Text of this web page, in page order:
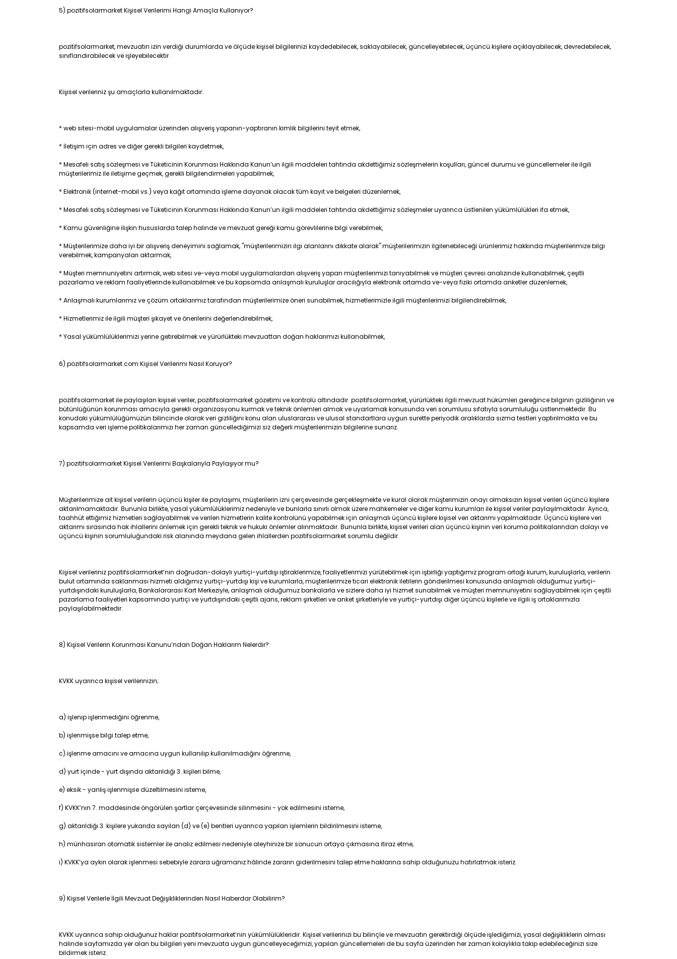
5) pozitifsolarmarket Kişisel Verilerimi Hangi Amaçla Kullanıyor?
pozitifsolarmarket, mevzuatın izin verdiği durumlarda ve ölçüde kişisel bilgilerinizi kaydedebilecek, saklayabilecek, güncelleyebilecek, üçüncü kişilere açıklayabilecek, devredebilecek,
sınıflandırabilecek ve işleyebilecektir.
Kişisel verileriniz şu amaçlarla kullanılmaktadır:
* web sitesi-mobil uygulamalar üzerinden alışveriş yapanın-yaptıranın kimlik bilgilerini teyit etmek,
* İletişim için adres ve diğer gerekli bilgileri kaydetmek,
* Mesafeli satış sözleşmesi ve Tüketicinin Korunması Hakkında Kanun’un ilgili maddeleri tahtında akdettiğimiz sözleşmelerin koşulları, güncel durumu ve güncellemeler ile ilgili
müşterilerimiz ile iletişime geçmek, gerekli bilgilendirmeleri yapabilmek,
* Elektronik (internet-mobil vs.) veya kağıt ortamında işleme dayanak olacak tüm kayıt ve belgeleri düzenlemek,
* Mesafeli satış sözleşmesi ve Tüketicinin Korunması Hakkında Kanun’un ilgili maddeleri tahtında akdettiğimiz sözleşmeler uyarınca üstlenilen yükümlülükleri ifa etmek,
* Kamu güvenliğine ilişkin hususlarda talep halinde ve mevzuat gereği kamu görevlilerine bilgi verebilmek,
* Müşterilerimize daha iyi bir alışveriş deneyimini sağlamak, "müşterilerimizin ilgi alanlarını dikkate alarak" müşterilerimizin ilgilenebileceği ürünlerimiz hakkında müşterilerimize bilgi
verebilmek, kampanyaları aktarmak,
* Müşteri memnuniyetini artırmak, web sitesi ve-veya mobil uygulamalardan alışveriş yapan müşterilerimizi tanıyabilmek ve müşteri çevresi analizinde kullanabilmek, çeşitli
pazarlama ve reklam faaliyetlerinde kullanabilmek ve bu kapsamda anlaşmalı kuruluşlar aracılığıyla elektronik ortamda ve-veya fiziki ortamda anketler düzenlemek,
* Anlaşmalı kurumlarımız ve çözüm ortaklarımız tarafından müşterilerimize öneri sunabilmek, hizmetlerimizle ilgili müşterilerimizi bilgilendirebilmek,
* Hizmetlerimiz ile ilgili müşteri şikayet ve önerilerini değerlendirebilmek,
* Yasal yükümlülüklerimizi yerine getirebilmek ve yürürlükteki mevzuattan doğan haklarımızı kullanabilmek,
6) pozitifsolarmarket.com Kişisel Verilerimi Nasıl Koruyor?
pozitifsolarmarket ile paylaşılan kişisel veriler, pozitifsolarmarket gözetimi ve kontrolü altındadır. pozitifsolarmarket, yürürlükteki ilgili mevzuat hükümleri gereğince bilginin gizliliğinin ve
bütünlüğünün korunması amacıyla gerekli organizasyonu kurmak ve teknik önlemleri almak ve uyarlamak konusunda veri sorumlusu sıfatıyla sorumluluğu üstlenmektedir. Bu
konudaki yükümlülüğümüzün bilincinde olarak veri gizliliğini konu alan uluslararası ve ulusal standartlara uygun surette periyodik aralıklarda sızma testleri yaptırılmakta ve bu
kapsamda veri işleme politikalarımızı her zaman güncellediğimizi siz değerli müşterilerimizin bilgilerine sunarız.
7) pozitifsolarmarket Kişisel Verilerimi Başkalarıyla Paylaşıyor mu?
Müşterilerimize ait kişisel verilerin üçüncü kişiler ile paylaşımı, müşterilerin izni çerçevesinde gerçekleşmekte ve kural olarak müşterimizin onayı olmaksızın kişisel verileri üçüncü kişilere
aktarılmamaktadır. Bununla birlikte, yasal yükümlülüklerimiz nedeniyle ve bunlarla sınırlı olmak üzere mahkemeler ve diğer kamu kurumları ile kişisel veriler paylaşılmaktadır. Ayrıca,
taahhüt ettiğimiz hizmetleri sağlayabilmek ve verilen hizmetlerin kalite kontrolünü yapabilmek için anlaşmalı üçüncü kişilere kişisel veri aktarımı yapılmaktadır. Üçüncü kişilere veri
aktarımı sırasında hak ihlallerini önlemek için gerekli teknik ve hukuki önlemler alınmaktadır. Bununla birlikte, kişisel verileri alan üçüncü kişinin veri koruma politikalarından dolayı ve
üçüncü kişinin sorumluluğundaki risk alanında meydana gelen ihlallerden pozitifsolarmarket sorumlu değildir.
Kişisel verileriniz pozitifsolarmarket’nin doğrudan-dolaylı yurtiçi-yurtdışı iştiraklerimize, faaliyetlerimizi yürütebilmek için işbirliği yaptığımız program ortağı kurum, kuruluşlarla, verilerin
bulut ortamında saklanması hizmeti aldığımız yurtiçi-yurtdışı kişi ve kurumlarla, müşterilerimize ticari elektronik iletilerin gönderilmesi konusunda anlaşmalı olduğumuz yurtiçi-
yurtdışındaki kuruluşlarla, Bankalararası Kart Merkeziyle, anlaşmalı olduğumuz bankalarla ve sizlere daha iyi hizmet sunabilmek ve müşteri memnuniyetini sağlayabilmek için çeşitli
pazarlama faaliyetleri kapsamında yurtiçi ve yurtdışındaki çeşitli ajans, reklam şirketleri ve anket şirketleriyle ve yurtiçi-yurtdışı diğer üçüncü kişilerle ve ilgili iş ortaklarımızla
paylaşılabilmektedir.
8) Kişisel Verilerin Korunması Kanunu’ndan Doğan Haklarım Nelerdir?
KVKK uyarınca kişisel verilerinizin;
a) işlenip işlenmediğini öğrenme,
b) işlenmişse bilgi talep etme,
c) işlenme amacını ve amacına uygun kullanılıp kullanılmadığını öğrenme,
d) yurt içinde - yurt dışında aktarıldığı 3. kişileri bilme,
e) eksik - yanlış işlenmişse düzeltilmesini isteme,
f) KVKK’nın 7. maddesinde öngörülen şartlar çerçevesinde silinmesini - yok edilmesini isteme,
g) aktarıldığı 3. kişilere yukarıda sayılan (d) ve (e) bentleri uyarınca yapılan işlemlerin bildirilmesini isteme,
h) münhasıran otomatik sistemler ile analiz edilmesi nedeniyle aleyhinize bir sonucun ortaya çıkmasına itiraz etme,
i) KVKK’ya aykırı olarak işlenmesi sebebiyle zarara uğramanız hâlinde zararın giderilmesini talep etme haklarına sahip olduğunuzu hatırlatmak isteriz.
9) Kişisel Verilerle İlgili Mevzuat Değişikliklerinden Nasıl Haberdar Olabilirim?
KVKK uyarınca sahip olduğunuz haklar pozitifsolarmarket’nin yükümlülükleridir. Kişisel verilerinizi bu bilinçle ve mevzuatın gerektirdiği ölçüde işlediğimizi, yasal değişikliklerin olması
halinde sayfamızda yer alan bu bilgileri yeni mevzuata uygun güncelleyeceğimizi, yapılan güncellemeleri de bu sayfa üzerinden her zaman kolaylıkla takip edebileceğinizi size
bildirmek isteriz.